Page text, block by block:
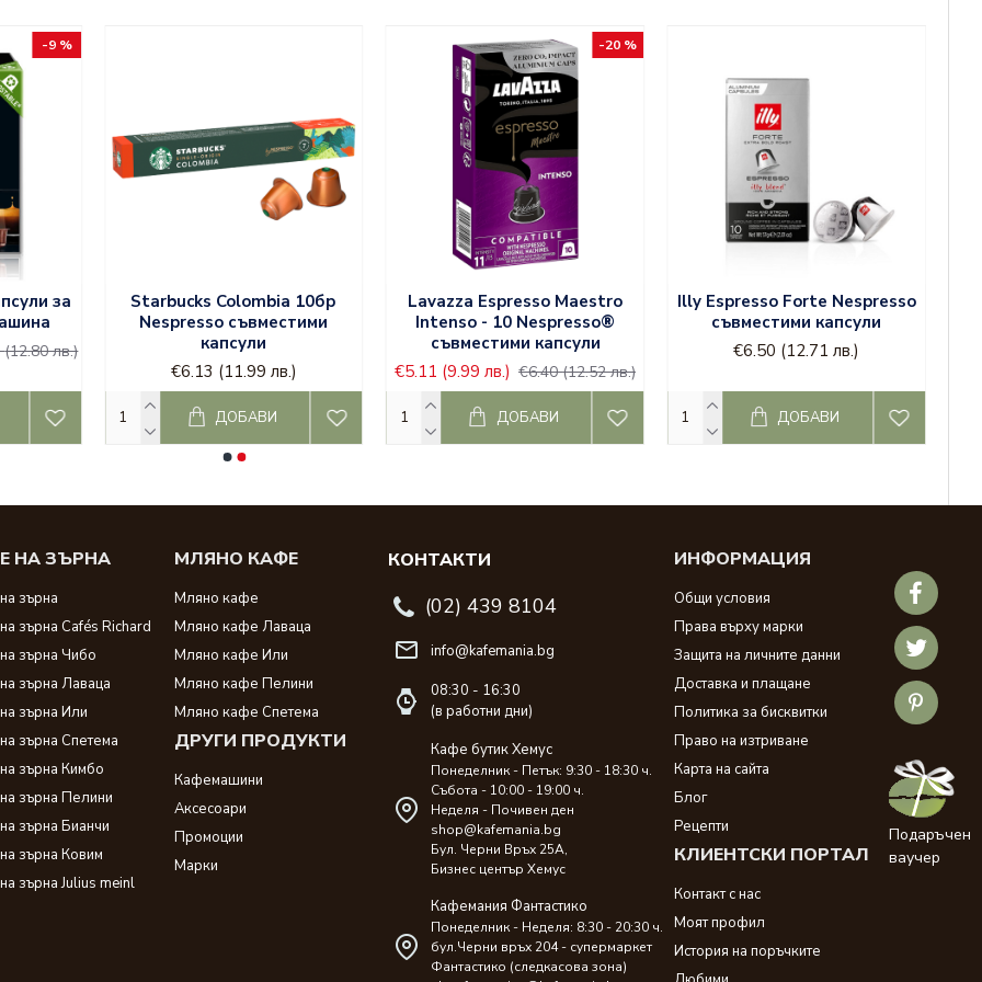
икафе кимбо дози
кафе лаваца на зърна;
-9 %
за
(12.80 лв.)
Starbucks Colombia 10бр
Nespresso съвместими
капсули
€6.13 (11.99 лв.)
ДОБАВИ
-20 %
Lavazza Espresso Maestro
Intenso - 10 Nespresso®
съвместими капсули
€5.11 (9.99 лв.) €6.40(12.52 лв.)
ДОБАВИ
Illy Espresso Forte Nespresso
съвместими капсули
€6.50 (12.71 лв.)
ДОБАВИ
НА ЗЪРНА
зърна
зърна Cafés Richard
зърна Чибо
зърна Лаваца
зърна Или
зърна Спетема
зърна Кимбо
зърна Пелини
зърна Бианчи
зърна Ковим
зърна Julius meinl
МЛЯНО КАФЕ
Мляно кафе
Мляно кафе Лаваца
Мляно кафе Или
Мляно кафе Пелини
Мляно кафе Спетема
ДРУГИ ПРОДУКТИ
Кафемашини
Аксесоари
Промоции
Марки
КОНТАКТИ
(02) 439 8104
info@kafemania.bg
08:30 - 16:30
(в работни дни)
Кафе бутик Хемус
Понеделник - Петък: 9:30 - 18:30 ч.
Събота - 10:00 - 19:00 ч.
Неделя - Почивен ден
shop@kafemania.bg
Бул. Черни Връх 25A,
Бизнес център Хемус
Кафемания Фантастико
Понеделник - Неделя: 8:30 - 20:30 ч.
бул.Черни връх 204 - супермаркет
Фантастико (следкасова зона)
ИНФОРМАЦИЯ
Общи условия
Права върху марки
Защита на личните данни
Доставка и плащане
Политика за бисквитки
Право на изтриване
Карта на сайта
Блог
Рецепти
КЛИЕНТСКИ ПОРТАЛ
Контакт с нас
Моят профил
История на поръчките
Подаръчен
ваучер